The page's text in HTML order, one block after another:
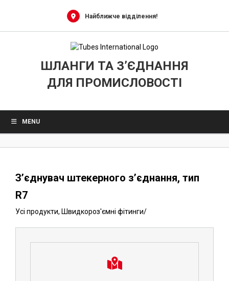
Найближче відділення!
ШЛАНГИ ТА З’ЄДНАННЯ
ДЛЯ ПРОМИСЛОВОСТІ
MENU
З’єднувач штекерного з’єднання, тип
R7
Усі продукти, Швидкороз'ємні фітинги/